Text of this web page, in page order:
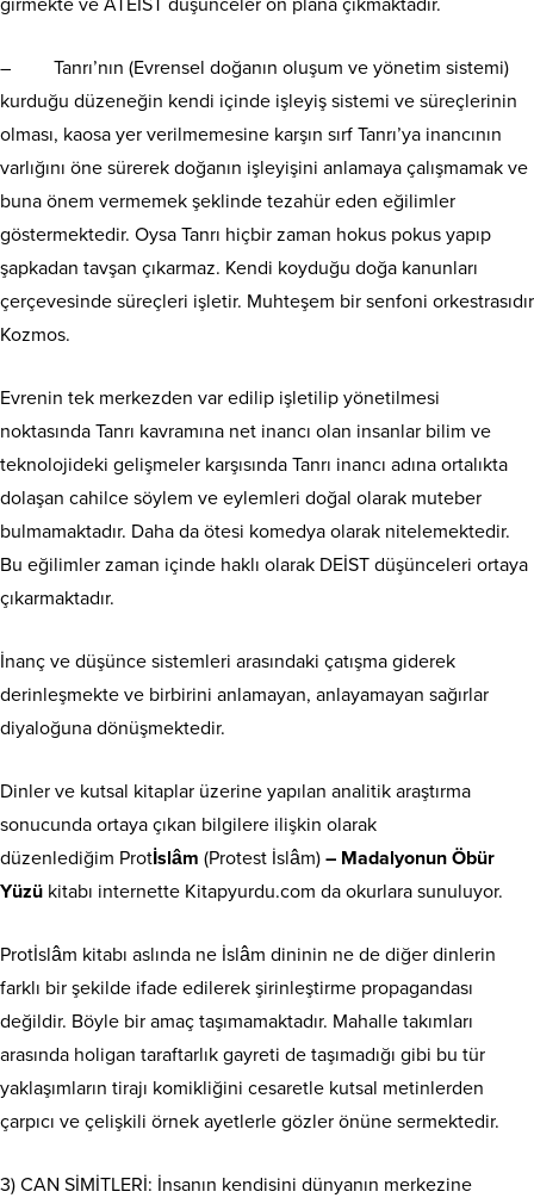
– Tanrı’nın (Evrensel doğanın oluşum ve yönetim sistemi)
kurduğu düzeneğin kendi içinde işleyiş sistemi ve süreçlerinin
olması, kaosa yer verilmemesine karşın sırf Tanrı’ya inancının
varlığını öne sürerek doğanın işleyişini anlamaya çalışmamak ve
buna önem vermemek şeklinde tezahür eden eğilimler
göstermektedir. Oysa Tanrı hiçbir zaman hokus pokus yapıp
şapkadan tavşan çıkarmaz. Kendi koyduğu doğa kanunları
çerçevesinde süreçleri işletir. Muhteşem bir senfoni orkestrasıdır
Kozmos.
Evrenin tek merkezden var edilip işletilip yönetilmesi
noktasında Tanrı kavramına net inancı olan insanlar bilim ve
teknolojideki gelişmeler karşısında Tanrı inancı adına ortalıkta
dolaşan cahilce söylem ve eylemleri doğal olarak muteber
bulmamaktadır. Daha da ötesi komedya olarak nitelemektedir.
Bu eğilimler zaman içinde haklı olarak DEİST düşünceleri ortaya
çıkarmaktadır.
İnanç ve düşünce sistemleri arasındaki çatışma giderek
derinleşmekte ve birbirini anlamayan, anlayamayan sağırlar
diyaloğuna dönüşmektedir.
Dinler ve kutsal kitaplar üzerine yapılan analitik araştırma
sonucunda ortaya çıkan bilgilere ilişkin olarak
düzenlediğim Protİslâm (Protest İslâm) – Madalyonun Öbür
Yüzü kitabı internette Kitapyurdu.com da okurlara sunuluyor.
Protİslâm kitabı aslında ne İslâm dininin ne de diğer dinlerin
farklı bir şekilde ifade edilerek şirinleştirme propagandası
değildir. Böyle bir amaç taşımamaktadır. Mahalle takımları
arasında holigan taraftarlık gayreti de taşımadığı gibi bu tür
yaklaşımların tirajı komikliğini cesaretle kutsal metinlerden
çarpıcı ve çelişkili örnek ayetlerle gözler önüne sermektedir.
3) CAN SİMİTLERİ: İnsanın kendisini dünyanın merkezine